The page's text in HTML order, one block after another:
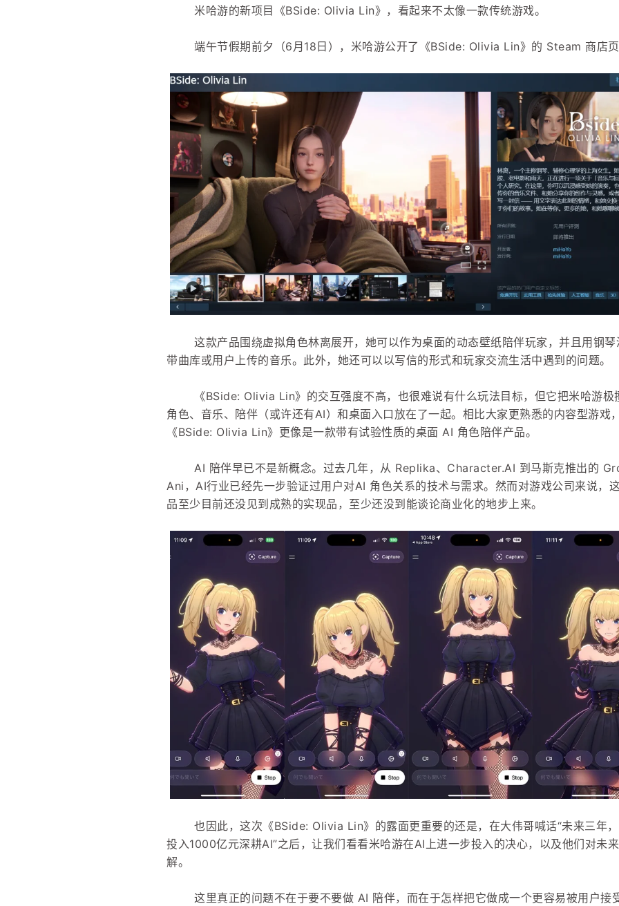
米哈游的新项目《BSide: Olivia Lin》，看起来不太像一款传统游戏。
端午节假期前夕（6月18日），米哈游公开了《BSide: Olivia Lin》的 Steam 商店
这款产品围绕虚拟角色林离展开，她可以作为桌面的动态壁纸陪伴玩家，并且用钢琴
带曲库或用户上传的音乐。此外，她还可以以写信的形式和玩家交流生活中遇到的问题。
《BSide: Olivia Lin》的交互强度不高，也很难说有什么玩法目标，但它把米哈游极
角色、音乐、陪伴（或许还有AI）和桌面入口放在了一起。相比大家更熟悉的内容型游戏
《BSide: Olivia Lin》更像是一款带有试验性质的桌面 AI 角色陪伴产品。
AI 陪伴早已不是新概念。过去几年，从 Replika、Character.AI 到马斯克推出的
Ani，AI行业已经先一步验证过用户对AI 角色关系的技术与需求。然而对游戏公司来说，
品至少目前还没见到成熟的实现品，至少还没到能谈论商业化的地步上来。
也因此，这次《BSide: Olivia Lin》的露面更重要的还是，在大伟哥喊话“未来三年
投入1000亿元深耕AI”之后，让我们看看米哈游在AI上进一步投入的决心，以及他们对未
解。
这里真正的问题不在于要不要做 AI 陪伴，而在于怎样把它做成一个更容易被用户接